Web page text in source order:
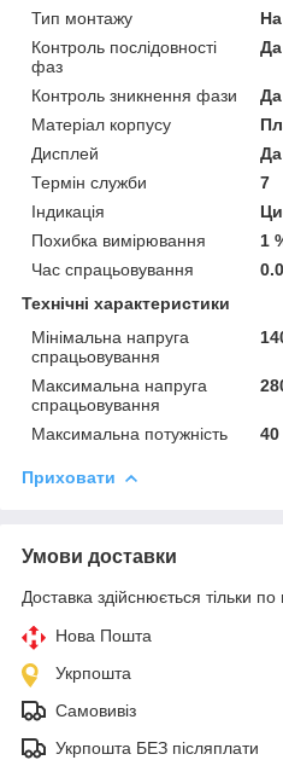
Тип монтажу
Контроль послідовності
фаз
Да
Контроль зникнення фази
Да
Матеріал корпусу
Дисплей
Да
Термін служби
7
Індикація
Похибка вимірювання
1
Час спрацьовування
Технічні характеристики
Мінімальна напруга
спрацьовування
Максимальна напруга
спрацьовування
Максимальна потужність 40
Приховати
Умови доставки
Доставка здійснюється тільки по
Нова Пошта
Укрпошта
Самовивіз
Укрпошта БЕЗ післяплати